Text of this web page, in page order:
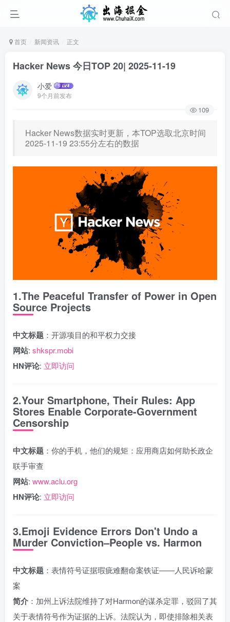
首页 新闻资讯 正文
Hacker News 今日TOP 20| 2025-11-19
小爱
9个月前发布
109
Hacker News数据实时更新，本TOP选取北京时间
2025-11-19 23:55分左右的数据
1.The Peaceful Transfer of Power in Open
Source Projects
中文标题 ：开源项目的和平权力交接
网站: shkspr.mobi
HN评论: 立即访问
2.Your Smartphone, Their Rules: App
Stores Enable Corporate-Government
Censorship
中文标题 ：你的手机，他们的规矩：应用商店如何助长政企
联手审查
网站: www.aclu.org
HN评论: 立即访问
3.Emoji Evidence Errors Don't Undo a
Murder Conviction–People vs. Harmon
中文标题 ：表情符号证据瑕疵难翻命案铁证——人民诉哈蒙
案
简介 ：加州上诉法院维持了对Harmon的谋杀定罪，驳回了其
关于表情符号作为证据的上诉。法院认为，即使排除相关表